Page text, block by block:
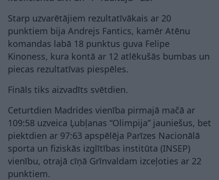
Starp uzvarētājiem rezultatīvākais ar 20
punktiem bija Andrejs Fantics, kamēr Atēnu
komandas labā 18 punktus guva Felipe
Kinoness, kura kontā ar 12 atlēkušās bumbas un
piecas rezultatīvas piespēles.
Fināls tiks aizvadīts svētdien.
Ceturtdien Madrides vienība pirmajā mačā ar
109:58 uzveica Ļubļanas “Olimpija” jauniešus, bet
piektdien ar 97:63 apspēlēja Parīzes Nacionālā
sporta un fiziskās izglītības institūta (INSEP)
vienību, otrajā cīņā Grīnvaldam izceļoties ar 22
punktiem.